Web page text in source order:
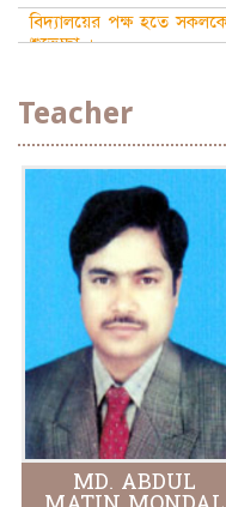
Teacher
MD. ABDUL